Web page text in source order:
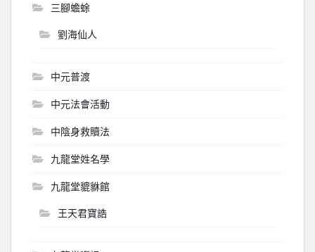
三腳蟾蜍
劉海仙人
中元普渡
中元法會活動
中陰身救贖法
九龍堂姓名學
九龍堂貔貅館
王天君寶誥